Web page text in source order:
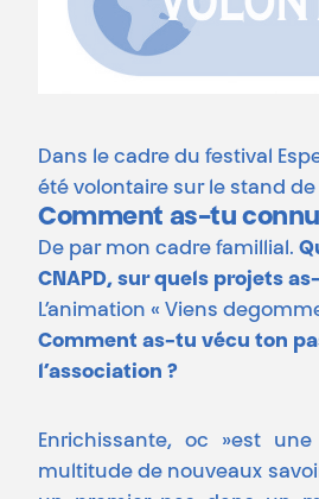
Dans le cadre du festival
été volontaire sur le stand de
Comment as-tu connu
De par mon cadre famillial.
CNAPD, sur quels projets
L’animation « Viens
Comment as-tu vécu ton
l’association ?
Enrichissante, oc »est
multitude de nouveaux